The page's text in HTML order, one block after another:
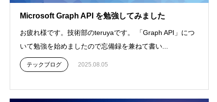
Microsoft Graph API を勉強してみました
お疲れ様です。技術部のteruyaです。 「Graph API」につ
いて勉強を始めましたので忘備録を兼ねて書い...
テックブログ 2025.08.05